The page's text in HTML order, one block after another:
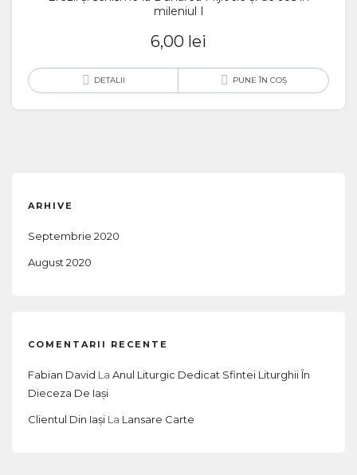
mileniul I
6,00 lei
DETALII PUNE ÎN COȘ
ARHIVE
Septembrie 2020
August 2020
COMENTARII RECENTE
Fabian David La Anul Liturgic Dedicat Sfintei Liturghii În
Dieceza De Iași
Clientul Din Iași La Lansare Carte